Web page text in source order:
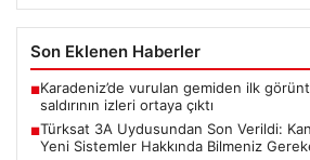
Son Eklenen Haberler
■Karadeniz’de vurulan gemiden ilk
saldırının izleri ortaya çıktı
■Türksat 3A Uydusundan Son Verildi:
Yeni Sistemler Hakkında Bilmeniz